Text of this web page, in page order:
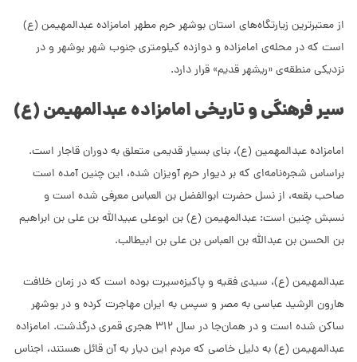
از معتبرترین زیارتگاه‌های استان بوشهر حرم مطهر امامزاده عبدالمهیمن (ع)
است که در محله‌ی امامزاده و دوازده کیلومتری جنوب شهر بوشهر و در
نزدیکی منطقه‌ی «ریشهر قدیم» قرار دارد.
سیر فرهنگی و تاریخی امامزاده عبدالمهیمن (ع)
امامزاده عبدالمهمین (ع)، بنای بسیار قدیمی متعلق به دوران قاجار است.
براساس شجره‌‌نامه‌ای که بر دیوار حرم آویزان شده، این چنین آمده است
صاحب بقعه، از نسل حضرت ابوالفضل بن العباس معرفی شده است و
نسبش چنین است: عبدالمهیمن (ع) بن ابوعلی عبیدالله بن علی بن ابراهیم
بن الحسن بن عبدالله بن العباس بن علی بن ابیطالب.
عبدالمهیمن (ع)، سیدی فقیه و پاکیزه‌سیرت بوده است که در زمان خلافت
هارون الرشید عباسی به مصر و سپس به ایران مهاجرت کرده و در بوشهر
ساکن شده است و در همان‌جا در سال 312 هجری قمری درگذشت. امامزاده
عبدالمهیمن (ع) به دلیل خاصی که مردم این دیار به آن قائل هستند، اجناس